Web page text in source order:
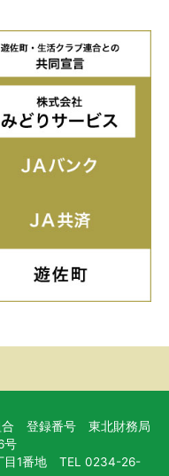
合 登録番号 東北財務局
号
目1番地 TEL 0234-26-